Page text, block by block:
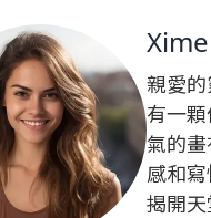
親愛
有一
氣的
感和
揭開天